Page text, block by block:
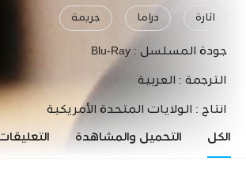
اثارة دراما جريمة
جودة المسلسل : Blu-Ray
الترجمة : العربية
انتاج : الولايات المتحدة الأمريكية
الكل التحميل والمشاهدة